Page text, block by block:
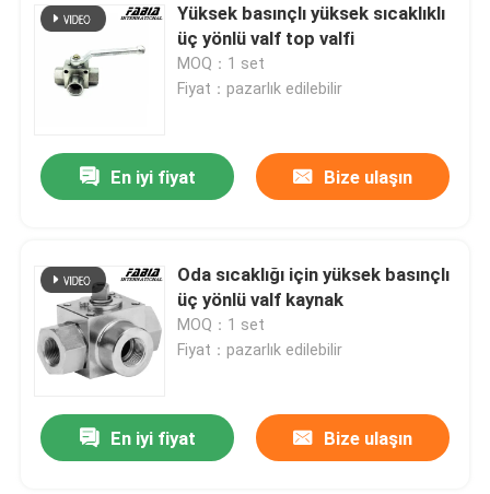
Yüksek basınçlı yüksek sıcaklıklı
üç yönlü valf top valfi
MOQ：1 set
Fiyat：pazarlık edilebilir
En iyi fiyat Bize ulaşın
Oda sıcaklığı için yüksek basınçlı
üç yönlü valf kaynak
MOQ：1 set
Fiyat：pazarlık edilebilir
En iyi fiyat Bize ulaşın